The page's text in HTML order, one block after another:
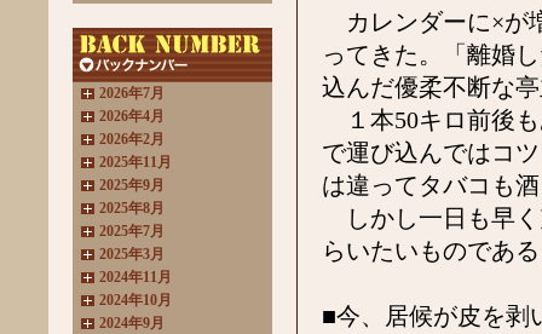
2026年7月
2026年4月
2026年2月
2025年11月
2025年9月
2025年8月
2025年7月
2025年3月
2024年11月
2024年10月
2024年9月
カレンダーに×が
ってきた。「離婚
込んだ優柔不断な
１本50キロ前後
で運び込んではコ
は違ってタバコも
しかし一日も早く
らいたいものであ
■今、居候が皮を剥